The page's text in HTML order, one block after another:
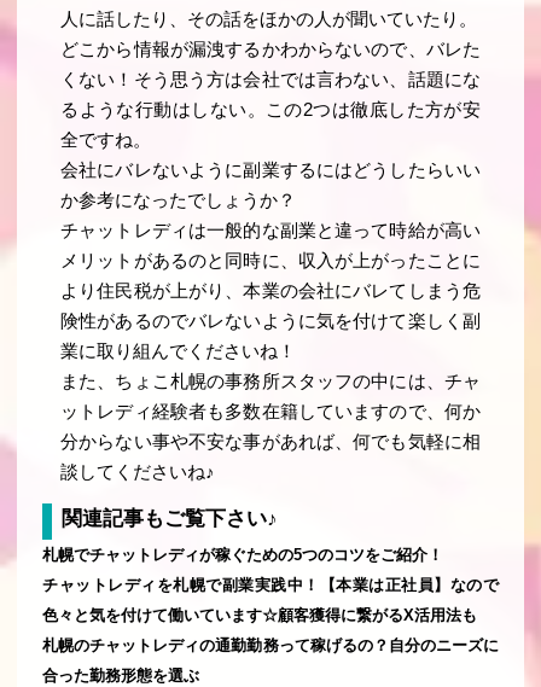
人に話したり、その話をほかの人が聞いていたり。
どこから情報が漏洩するかわからないので、バレた
くない！そう思う方は会社では言わない、話題にな
るような行動はしない。この2つは徹底した方が安
全ですね。
会社にバレないように副業するにはどうしたらいい
か参考になったでしょうか？
チャットレディは一般的な副業と違って時給が高い
メリットがあるのと同時に、収入が上がったことに
より住民税が上がり、本業の会社にバレてしまう危
険性があるのでバレないように気を付けて楽しく副
業に取り組んでくださいね！
また、ちょこ札幌の事務所スタッフの中には、チャ
ットレディ経験者も多数在籍していますので、何か
分からない事や不安な事があれば、何でも気軽に相
談してくださいね♪
関連記事もご覧下さい♪
札幌でチャットレディが稼ぐための5つのコツをご紹介！
チャットレディを札幌で副業実践中！【本業は正社員】なので
色々と気を付けて働いています☆顧客獲得に繋がるX活用法も
札幌のチャットレディの通勤勤務って稼げるの？自分のニーズに
合った勤務形態を選ぶ